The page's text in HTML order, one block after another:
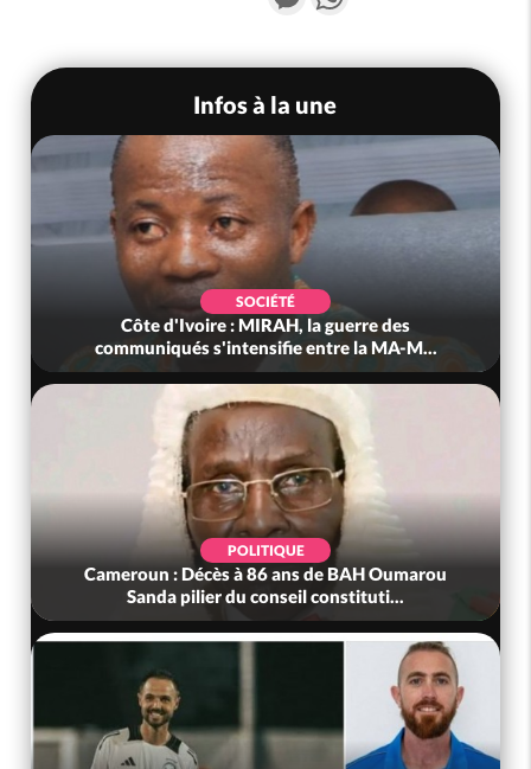
Infos à la une
SOCIÉTÉ
Côte d'Ivoire : MIRAH, la guerre des
communiqués s'intensifie entre la MA-M...
POLITIQUE
Cameroun : Décès à 86 ans de BAH Oumarou
Sanda pilier du conseil constituti...